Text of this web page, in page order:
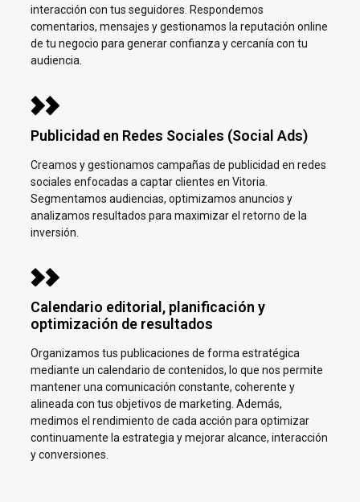
interacción con tus seguidores. Respondemos
comentarios, mensajes y gestionamos la reputación online
de tu negocio para generar confianza y cercanía con tu
audiencia.
Publicidad en Redes Sociales (Social Ads)
Creamos y gestionamos campañas de publicidad en redes
sociales enfocadas a captar clientes en Vitoria.
Segmentamos audiencias, optimizamos anuncios y
analizamos resultados para maximizar el retorno de la
inversión.
Calendario editorial, planificación y
optimización de resultados
Organizamos tus publicaciones de forma estratégica
mediante un calendario de contenidos, lo que nos permite
mantener una comunicación constante, coherente y
alineada con tus objetivos de marketing. Además,
medimos el rendimiento de cada acción para optimizar
continuamente la estrategia y mejorar alcance, interacción
y conversiones.